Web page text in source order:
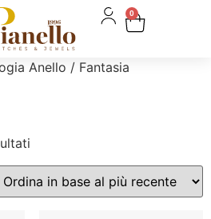
0
Anello / Fantasia